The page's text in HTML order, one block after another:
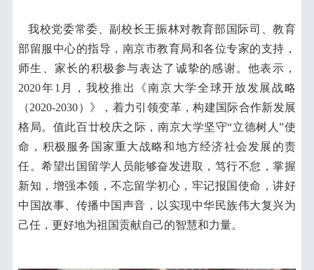
我校党委常委、副校长王振林对教育部国际司、教育
部留服中心的指导，南京市教育局和各位专家的支持，
师生、家长的积极参与表达了诚挚的感谢。他表示，
2020年1月，我校推出《南京大学全球开放发展战略
（2020-2030）》，着力引领变革，构建国际合作新发展
格局。值此百廿校庆之际，南京大学坚守“立德树人”使
命，积极服务国家重大战略和地方经济社会发展的责
任。希望出国留学人员能够奋发进取，笃行不怠，掌握
新知，增强本领，不忘留学初心，牢记报国使命，讲好
中国故事、传播中国声音，以实现中华民族伟大复兴为
己任，更好地为祖国贡献自己的智慧和力量。